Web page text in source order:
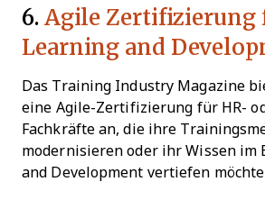
6. Agile Zertifizierung
Learning and
Das Training Industry Magazine
eine Agile-Zertifizierung für HR-
Fachkräfte an, die ihre
modernisieren oder ihr Wissen im
and Development vertiefen